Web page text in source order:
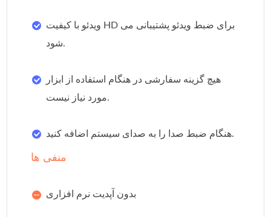
ویدئو با کیفیت HD برای ضبط ویدئو پشتیبانی می
شود.
هیچ گزینه سفارشی در هنگام استفاده از ابزار
مورد نیاز نیست.
هنگام ضبط صدا را به صدای سیستم اضافه کنید.
منفی ها
بدون آپدیت نرم افزاری